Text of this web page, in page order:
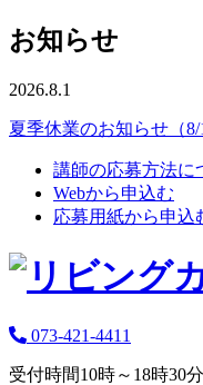
お知らせ
2026.8.1
夏季休業のお知らせ（8/
講師の応募方法に
Webから申込む
応募用紙から申込
073-421-4411
受付時間10時～18時30